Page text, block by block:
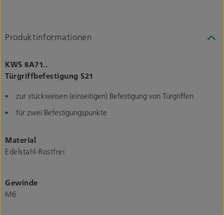
Produktinformationen
KWS 8A71..
Türgriffbefestigung S21
zur stückweisen (einseitigen) Befestigung von Türgriffen
für zwei Befestigungspunkte
Material
Edelstahl-Rostfrei
Gewinde
M6